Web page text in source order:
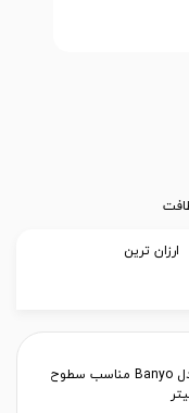
ارزان ترین
اسپری پاک کننده پورچوز مدل Banyo مناسب سطوح